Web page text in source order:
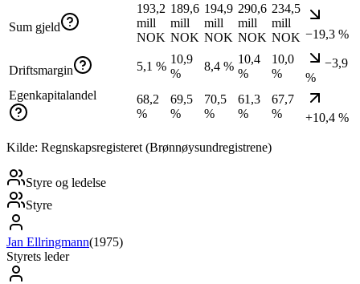
Sum gjeld
193,2
mill
NOK
189,6
mill
NOK
194,9
mill
NOK
290,6
mill
NOK
234,5
mill
NOK −19,3 %
Driftsmargin 5,1 %
10,9
%
8,4 %
10,4
%
10,0
%
−3,9
%
Egenkapitalandel
68,2
%
69,5
%
70,5
%
61,3
%
67,7
%
+10,4 %
Kilde: Regnskapsregisteret (Brønnøysundregistrene)
Styre og ledelse
Styre
Jan Ellringmann(1975)
Styrets leder